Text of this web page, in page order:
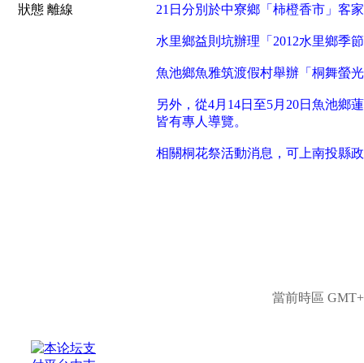
狀態 離線
21日分別於中寮鄉「柿橙香市」客
水里鄉益則坑辦理「2012水里鄉季
魚池鄉魚雅筑渡假村舉辦「桐舞螢
另外，從4月14日至5月20日魚池鄉
皆有專人導覽。
相關桐花祭活動消息，可上南投縣
當前時區